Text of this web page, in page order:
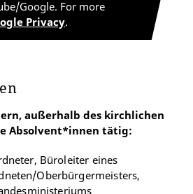
Google. For more
Privacy.
außerhalb des kirchlichen
Absolvent*innen tätig:
Büroleiter eines
Oberbürgermeisters,